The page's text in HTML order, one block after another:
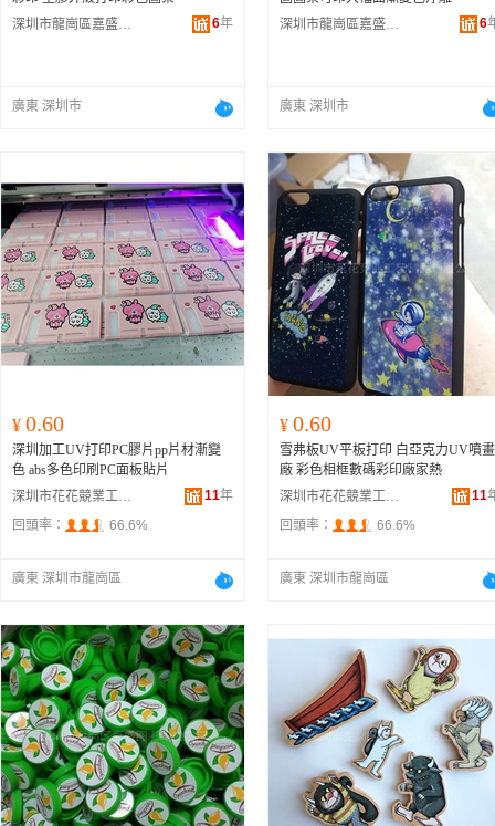
深圳市龍崗區嘉盛圖彩印加工廠
6年
廣東 深圳市
深圳市龍崗區嘉盛圖彩印加工廠
6
廣東 深圳市
¥ 0.60
深圳加工UV打印PC膠片pp片材漸變
色 abs多色印刷PC面板貼片
深圳市花花競業工藝制品有限公司
11年
回頭率：
66.6%
廣東 深圳市龍崗區
¥ 0.60
雪弗板UV平板打印 白亞克力UV噴畫
廠 彩色相框數碼彩印廠家熱
深圳市花花競業工藝制品有限公司
11
回頭率：
66.6%
廣東 深圳市龍崗區